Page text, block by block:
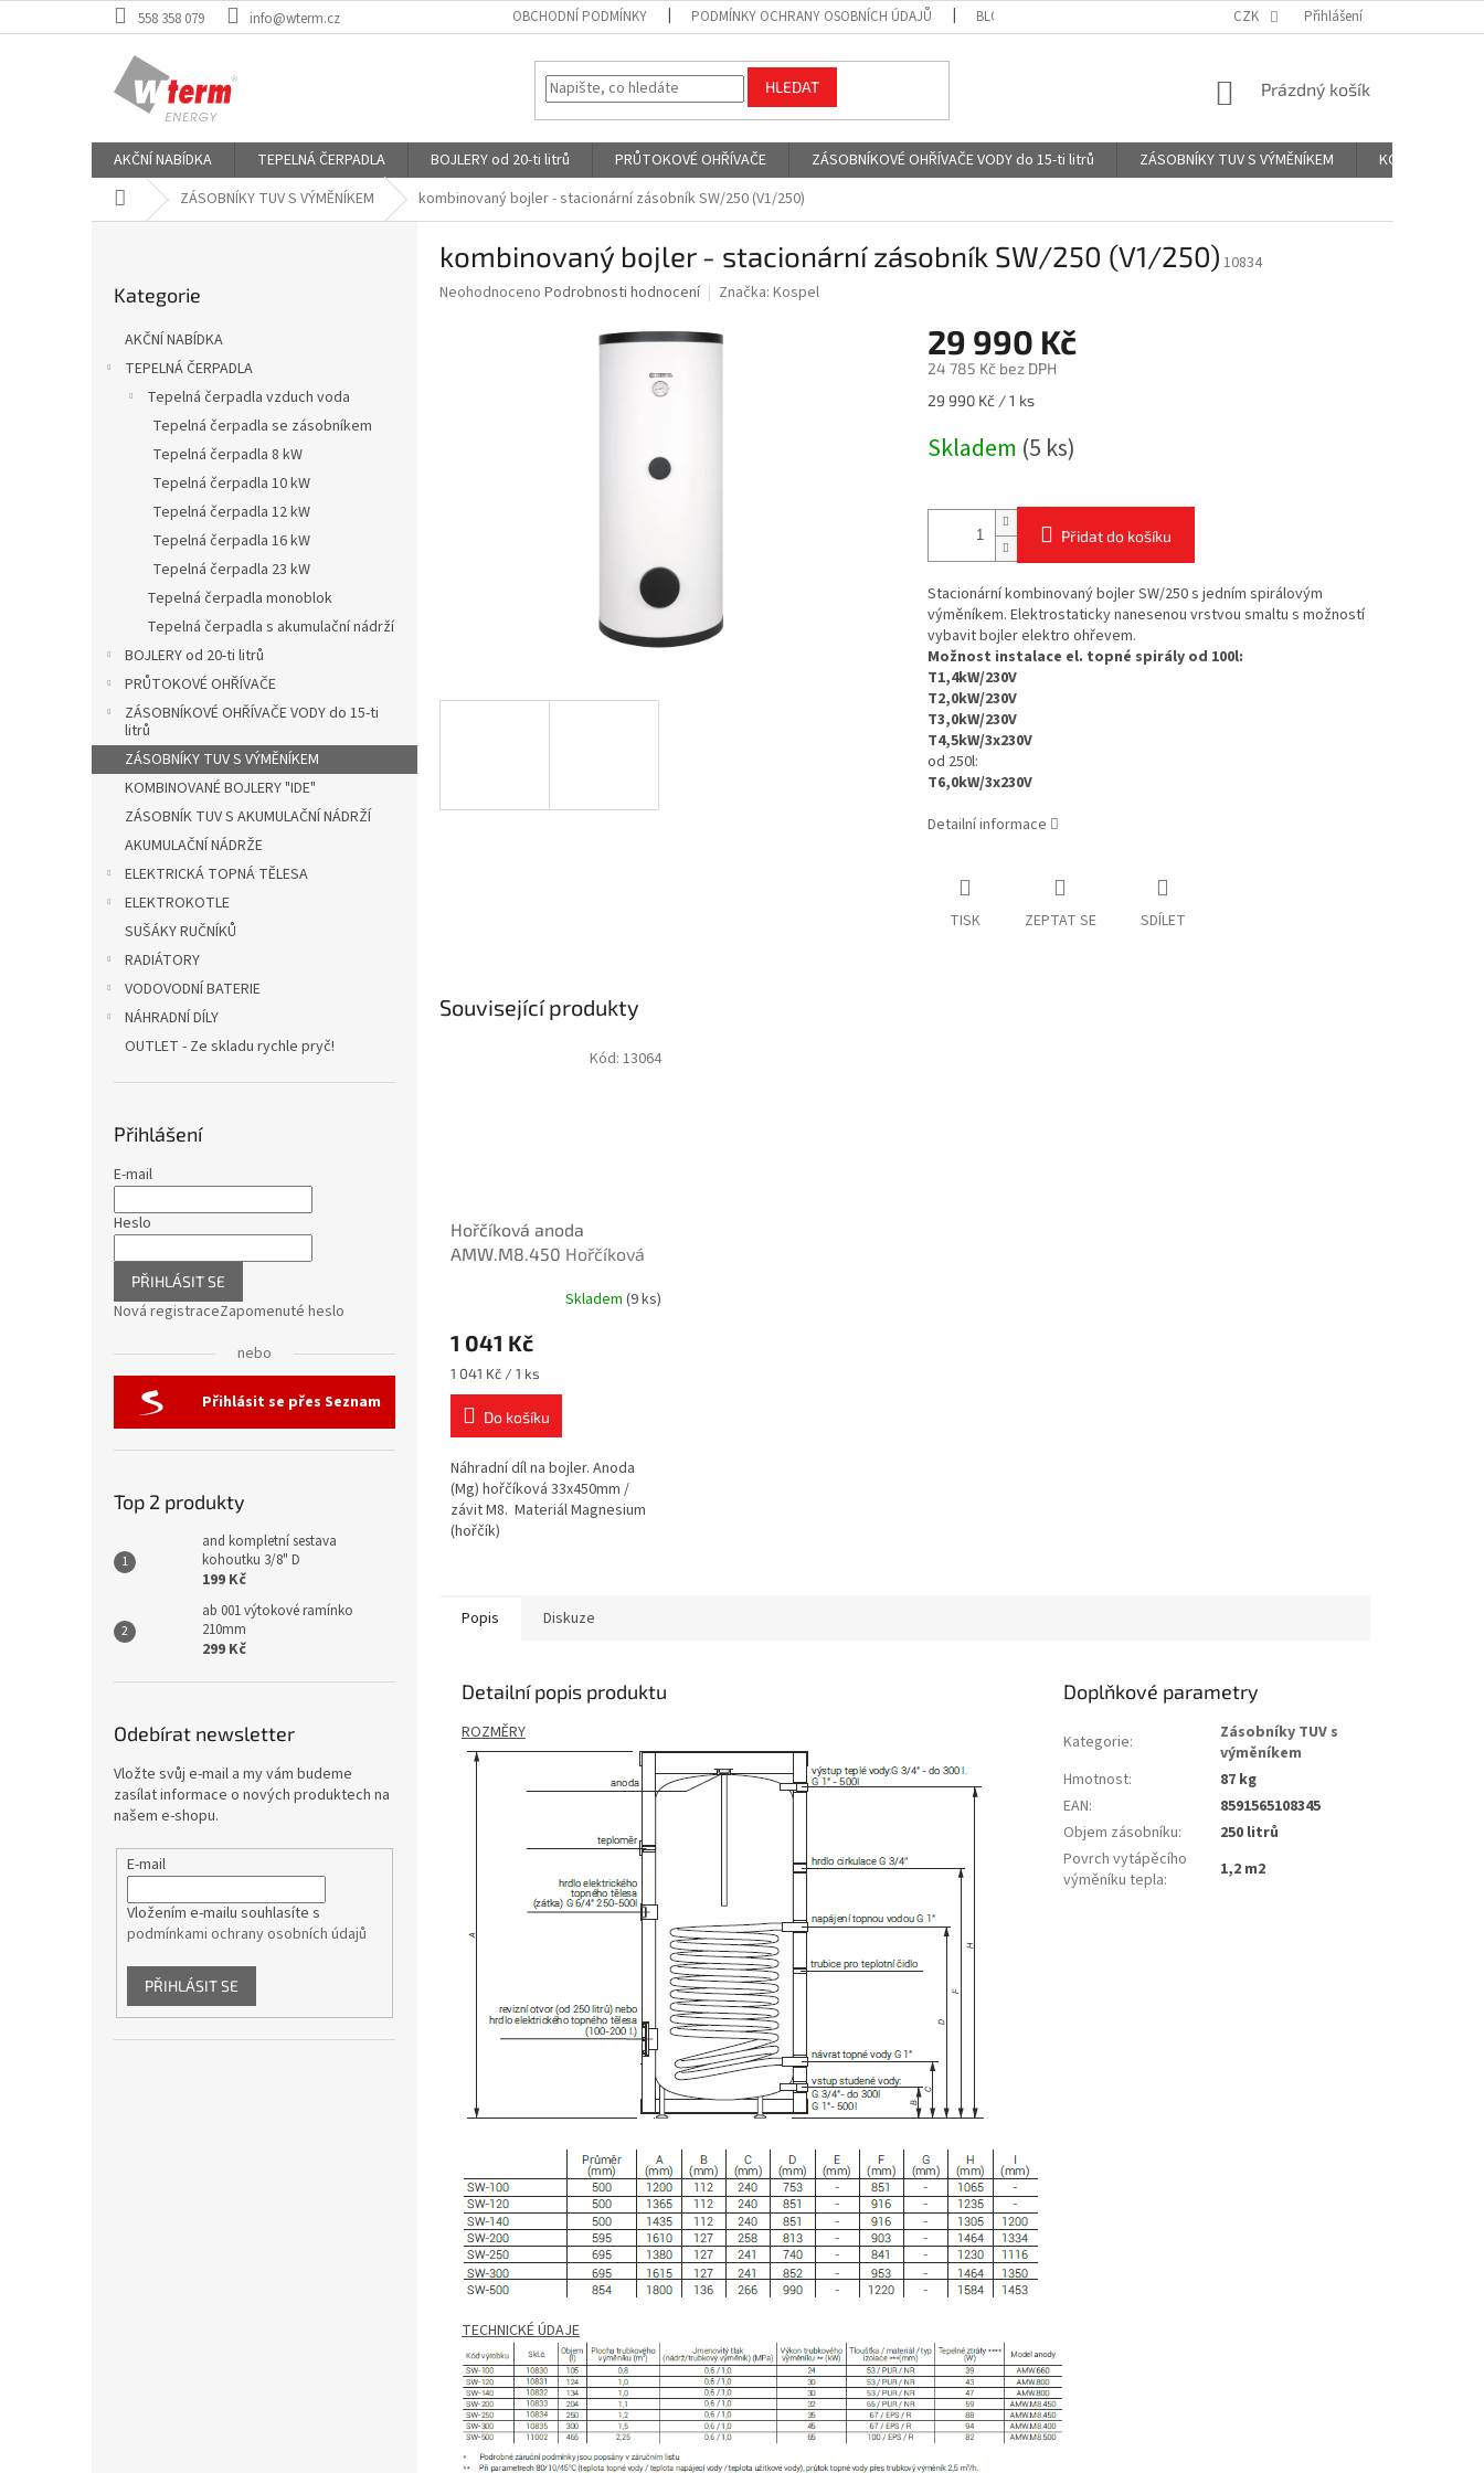
na
558 358 079 info@wterm.cz OBCHODNÍ PODMÍNKY PODMÍNKY OCHRANY OSOBNÍCH ÚDAJŮ BLOG - KOMENTÁŘE UŽIVATELŮ CZK Přihlášení
HLEDAT
NÁKUPNÍ
Prázdný košík
AKČNÍ NABÍDKA TEPELNÁ ČERPADLA BOJLERY od 20-ti litrů PRŮTOKOVÉ OHŘÍVAČE ZÁSOBNÍKOVÉ OHŘÍVAČE VODY do 15-ti litrů ZÁSOBNÍKY TUV S VÝMĚNÍKEM
KOMBINOVANÉ
Domů ZÁSOBNÍKY TUV S VÝMĚNÍKEM kombinovaný bojler - stacionární zásobník SW/250 (V1/250)
kategorie
Kategorie
AKČNÍ NABÍDKA
TEPELNÁ ČERPADLA
Tepelná čerpadla vzduch voda
Tepelná čerpadla se zásobníkem
Tepelná čerpadla 8 kW
Tepelná čerpadla 10 kW
Tepelná čerpadla 12 kW
Tepelná čerpadla 16 kW
Tepelná čerpadla 23 kW
Tepelná čerpadla monoblok
Tepelná čerpadla s akumulační nádrží
BOJLERY od 20-ti litrů
PRŮTOKOVÉ OHŘÍVAČE
ZÁSOBNÍKOVÉ OHŘÍVAČE VODY do 15-ti
litrů
ZÁSOBNÍKY TUV S VÝMĚNÍKEM
KOMBINOVANÉ BOJLERY "IDE"
ZÁSOBNÍK TUV S AKUMULAČNÍ NÁDRŽÍ
AKUMULAČNÍ NÁDRŽE
ELEKTRICKÁ TOPNÁ TĚLESA
ELEKTROKOTLE
SUŠÁKY RUČNÍKŮ
RADIÁTORY
VODOVODNÍ BATERIE
NÁHRADNÍ DÍLY
OUTLET - Ze skladu rychle pryč!
Přihlášení
E-mail
Heslo
PŘIHLÁSIT SE
Nová registraceZapomenuté heslo
nebo
Přihlásit se přes Seznam
Top 2 produkty
and kompletní sestava
kohoutku 3/8" D
199 Kč
ab 001 výtokové ramínko
210mm
299 Kč
Odebírat newsletter
Vložte svůj e-mail a my vám budeme
zasílat informace o nových produktech na
našem e-shopu.
E-mail
Vložením e-mailu souhlasíte s
podmínkami ochrany osobních údajů
PŘIHLÁSIT SE
kombinovaný bojler - stacionární zásobník SW/250 (V1/250) 10834
Průměrné
Neohodnoceno Podrobnosti hodnocení Značka: Kospel
29 990 Kč
24 785 Kč bez DPH
Měrná
29 990 Kč / 1 ks
Skladem (5 ks)
Přidat do košíku
Stacionární kombinovaný bojler SW/250 s jedním spirálovým
výměníkem. Elektrostaticky nanesenou vrstvou smaltu s možností
vybavit bojler elektro ohřevem.
Možnost instalace el. topné spirály od 100l:
T1,4kW/230V
T2,0kW/230V
T3,0kW/230V
T4,5kW/3x230V
od 250l:
T6,0kW/3x230V
Detailní informace
TISK ZEPTAT SE SDÍLET
Související produkty
Hořčíková anoda
AMW.M8.450 Hořčíková
Skladem (9 ks)
1 041 Kč
Měrná
cena:
1 041 Kč / 1 ks
Do košíku
Náhradní díl na bojler. Anoda
(Mg) hořčíková 33x450mm /
závit M8. Materiál Magnesium
(hořčík)
Kód: 13064
Popis Diskuze
Detailní popis produktu
ROZMĚRY
TECHNICKÉ ÚDAJE
Doplňkové parametry
Kategorie:
Zásobníky TUV s
výměníkem
Hmotnost:
87 kg
EAN:
8591565108345
Objem zásobníku:
250 litrů
Povrch vytápěcího
výměníku tepla: 1,2 m2